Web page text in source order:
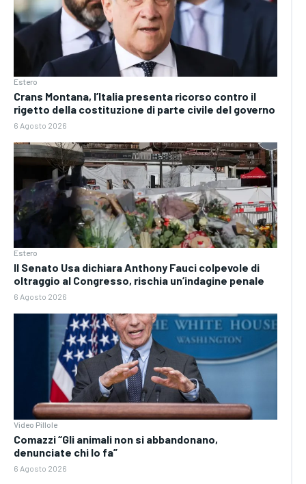
Estero
Crans Montana, l’Italia presenta ricorso contro il
rigetto della costituzione di parte civile del governo
6 Agosto 2026
Estero
Il Senato Usa dichiara Anthony Fauci colpevole di
oltraggio al Congresso, rischia un’indagine penale
6 Agosto 2026
Video Pillole
Comazzi “Gli animali non si abbandonano,
denunciate chi lo fa”
6 Agosto 2026